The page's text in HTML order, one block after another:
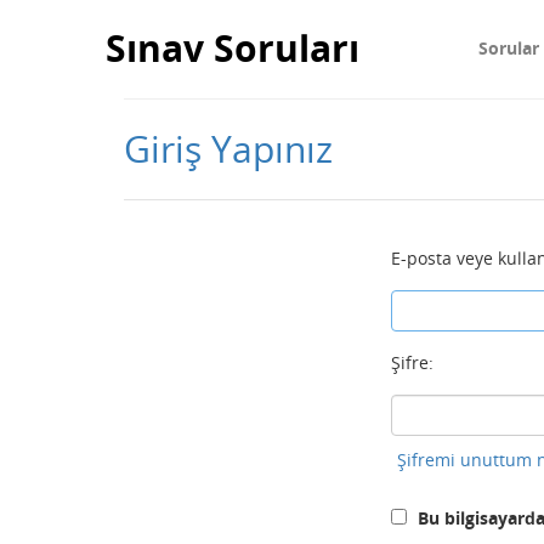
Sınav Soruları Sorular
Giriş Yapınız
E-posta veye
Şifre:
Şifremi unuttum
Bu